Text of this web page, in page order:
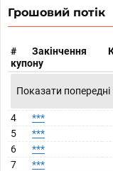
Грошовий потік
#
Закінчення
купону
Показати попередні
4 ***
5
***
6
***
7
***